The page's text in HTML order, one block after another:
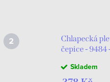
Chlapecká
čepice - 9484
Skladem